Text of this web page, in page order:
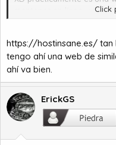
mantener en línea,
Saludos!
Click
https://hostinsane.es/ tan
tengo ahí una web de
ahí va bien.
ErickGS